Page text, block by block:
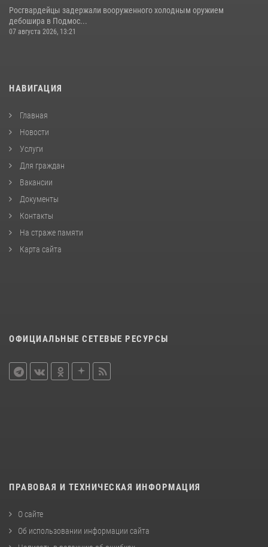
Росгвардейцы задержали вооруженного холодным оружием
дебошира в Подмос...
07 августа 2026, 13:21
НАВИГАЦИЯ
Главная
Новости
Услуги
Для граждан
Вакансии
Документы
Контакты
На страже памяти
Карта сайта
ОФИЦИАЛЬНЫЕ СЕТЕВЫЕ РЕСУРСЫ
ПРАВОВАЯ И ТЕХНИЧЕСКАЯ ИНФОРМАЦИЯ
О сайте
Об использовании информации сайта